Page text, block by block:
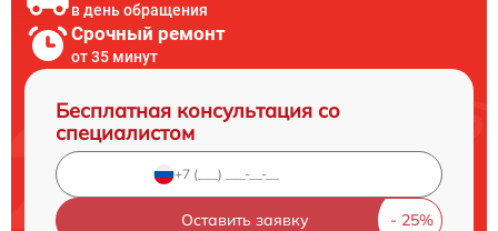
в день обращения
Срочный ремонт
от 35 минут
Бесплатная консультация со
специалистом
Оставить заявку